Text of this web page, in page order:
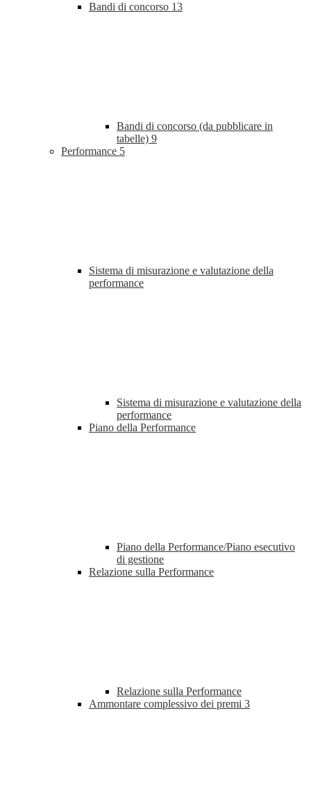
Bandi di concorso 13
Bandi di concorso (da pubblicare in
tabelle) 9
Performance 5
Sistema di misurazione e valutazione della
performance
Sistema di misurazione e valutazione della
performance
Piano della Performance
Piano della Performance/Piano esecutivo
di gestione
Relazione sulla Performance
Relazione sulla Performance
Ammontare complessivo dei premi 3